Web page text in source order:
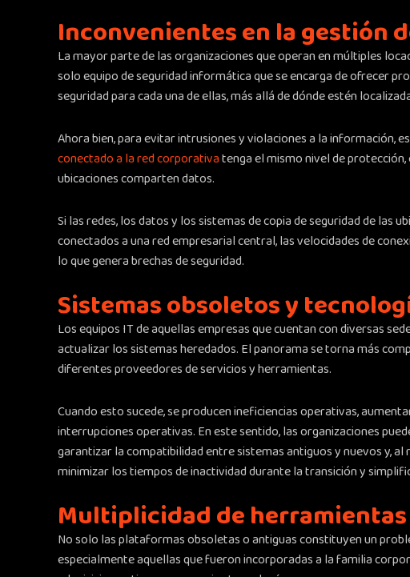
Inconvenientes en la gestión
La mayor parte de las organizaciones que operan en múltiples
solo equipo de seguridad informática que se encarga de ofrecer
seguridad para cada una de ellas, más allá de dónde estén
Ahora bien, para evitar intrusiones y violaciones a la información,
conectado a la red corporativatenga el mismo nivel de
ubicaciones comparten datos.
Si las redes, los datos y los sistemas de copia de seguridad de las
conectados a una red empresarial central, las velocidades de
lo que genera brechas de seguridad.
Sistemas obsoletos y
Los equipos IT de aquellas empresas que cuentan con diversas
actualizar los sistemas heredados. El panorama se torna más
diferentes proveedores de servicios y herramientas.
Cuando esto sucede, se producen ineficiencias operativas,
interrupciones operativas. En este sentido, las organizaciones
garantizar la compatibilidad entre sistemas antiguos y nuevos y,
minimizar los tiempos de inactividad durante la transición y
Multiplicidad de
No solo las plataformas obsoletas o antiguas constituyen un
especialmente aquellas que fueron incorporadas a la familia